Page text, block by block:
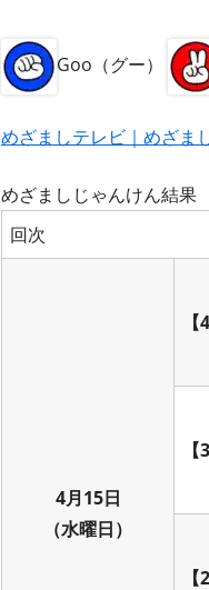
Goo（グー）
めざましテレビ｜めざま
めざましじゃんけん結果
回次
4月15日
（水曜日）